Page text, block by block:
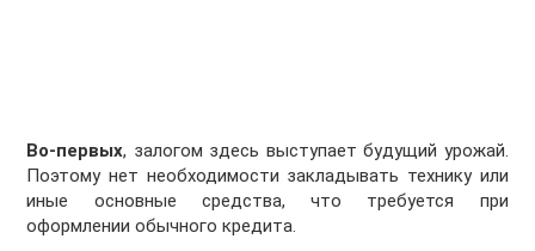
Во-первых, залогом здесь выступает будущий урожай.
Поэтому нет необходимости закладывать технику или
иные основные средства, что требуется при
оформлении обычного кредита.